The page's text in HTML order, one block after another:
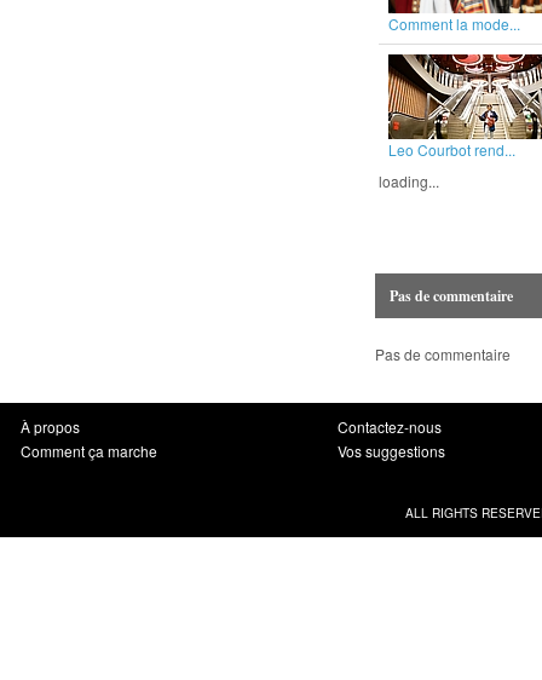
Comment la mode...
Leo Courbot rend...
loading...
Pas de commentaire
Pas de commentaire
À propos
Comment ça marche
Contactez-nous
Vos suggestions
ALL RIGHTS